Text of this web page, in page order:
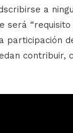
a
será “requisito
participación
contribuir,